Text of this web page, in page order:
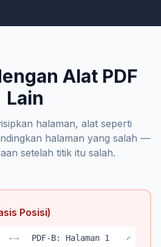
Alat PDF
Lain
halaman, alat seperti
halaman yang salah —
setelah titik itu salah.
Posisi)
←→ PDF-B: Halaman 1 ✓